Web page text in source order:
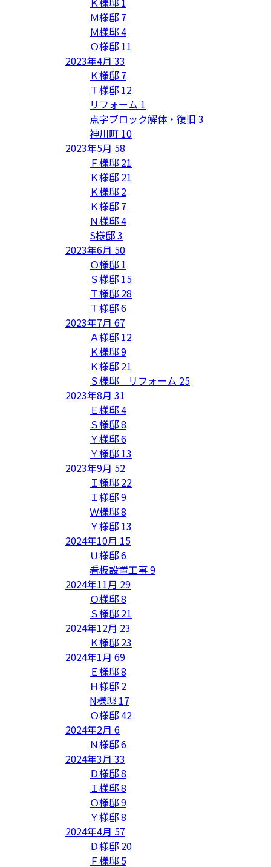
Ｍ様邸 7
Ｍ様邸4
Ｏ様邸 11
2023年4月 33
Ｋ様邸 7
Ｔ様邸 12
リフォーム 1
点字ブロック解体・復旧 3
神川町 10
2023年5月 58
Ｆ様邸 21
Ｋ様邸 21
Ｋ様邸 2
Ｋ様邸 7
Ｎ様邸4
S様邸3
2023年6月 50
Ｏ様邸 1
Ｓ様邸 15
Ｔ様邸 28
Ｔ様邸6
2023年7月 67
Ａ様邸 12
Ｋ様邸9
Ｋ様邸 21
Ｓ様邸 リフォーム 25
2023年8月 31
Ｅ様邸4
Ｓ様邸8
Ｙ様邸6
Ｙ様邸 13
2023年9月 52
Ｉ様邸 22
Ｉ様邸9
Ｗ様邸8
Ｙ様邸 13
2024年10月 15
Ｕ様邸6
看板設置工事9
2024年11月 29
Ｏ様邸8
Ｓ様邸 21
2024年12月 23
Ｋ様邸 23
2024年1月 69
Ｅ様邸8
Ｈ様邸 2
N様邸 17
Ｏ様邸42
2024年2月 6
Ｎ様邸6
2024年3月 33
Ｄ様邸8
Ｉ様邸8
Ｏ様邸9
Ｙ様邸8
2024年4月 57
Ｄ様邸 20
Ｆ様邸 5